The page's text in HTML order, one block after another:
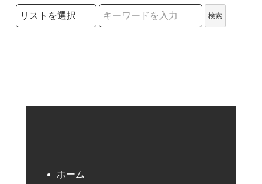
検索リストの選択
検索
ホーム